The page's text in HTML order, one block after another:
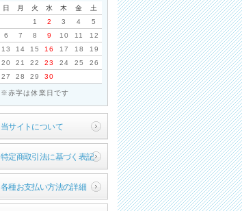
日 月 火 水 木 金
土
1
2 3 4
5
6
7 8 9 10 11
12
13
14 15 16 17 18
19
20
21 22 23 24 25
26
27
28 29 30
※赤字は休業日です
当サイトについて
特定商取引法に基づく表記
各種お支払い方法の詳細